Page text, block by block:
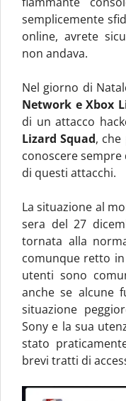
semplicemente
online, avrete
non andava.
Nel giorno di
Network e Xbox
di un attacco
Lizard Squad,
conoscere
di questi attacchi.
La situazione al
sera del 27
tornata alla
comunque retto
utenti sono
anche se alcune
situazione
Sony e la sua
stato
brevi tratti di